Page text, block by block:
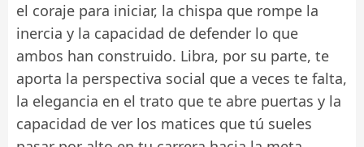
el coraje para iniciar, la chispa que rompe la
inercia y la capacidad de defender lo que
ambos han construido. Libra, por su parte, te
aporta la perspectiva social que a veces te falta,
la elegancia en el trato que te abre puertas y la
capacidad de ver los matices que tú sueles